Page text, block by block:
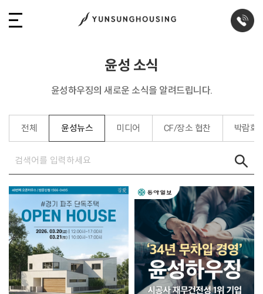
윤성 소식
윤성하우징의 새로운 소식을 알려드립니다.
전체 윤성뉴스 미디어 CF/장소 협찬 박람회